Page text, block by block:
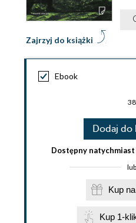
Zajrzyj do książki
Ebook
Dodaj do
Dostępny natychmiast
lub
Kup 1-